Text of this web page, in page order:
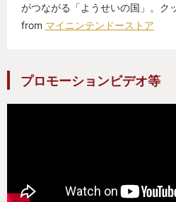
がつながる「ようせいの国」。ク
from マイニンテンドーストア
プロモーションビデオ等